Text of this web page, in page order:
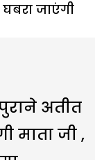
जाएंगी
अतीत
माता जी ,